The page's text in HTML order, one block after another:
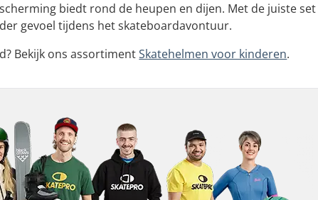
biedt rond de heupen en dijen. Met de juiste
gevoel tijdens het skateboardavontuur.
Bekijk ons assortimentSkatehelmen voor kinderen.